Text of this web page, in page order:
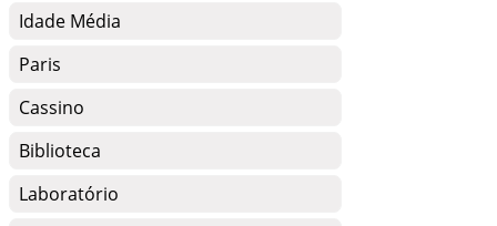
Idade Média
Paris
Cassino
Biblioteca
Laboratório